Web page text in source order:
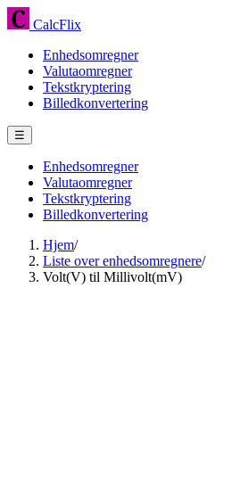
CalcFlix
Enhedsomregner
Valutaomregner
Tekstkryptering
Billedkonvertering
☰
Enhedsomregner
Valutaomregner
Tekstkryptering
Billedkonvertering
Hjem/
Liste over enhedsomregnere/
Volt(V) til Millivolt(mV)